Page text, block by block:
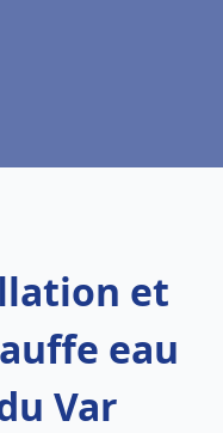
et
eau
Var